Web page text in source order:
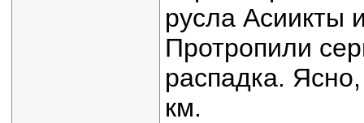
русла Асиикты
Протропили
распадка.
км.